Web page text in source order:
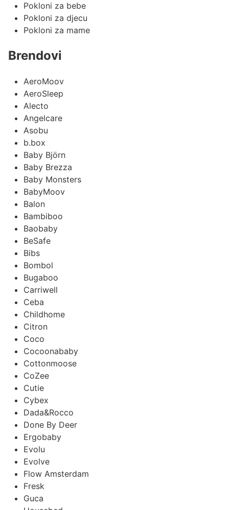
Pokloni za bebe
Pokloni za djecu
Pokloni za mame
Brendovi
AeroMoov
AeroSleep
Alecto
Angelcare
Asobu
b.box
Baby Björn
Baby Brezza
Baby Monsters
BabyMoov
Balon
Bambiboo
Baobaby
BeSafe
Bibs
Bombol
Bugaboo
Carriwell
Ceba
Childhome
Citron
Coco
Cocoonababy
Cottonmoose
CoZee
Cutie
Cybex
Dada&Rocco
Done By Deer
Ergobaby
Evolu
Evolve
Flow Amsterdam
Fresk
Guca